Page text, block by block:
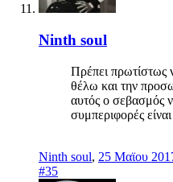
Ninth soul
Πρέπει πρωτίστως
θέλω και την
αυτός ο σεβασμός
συμπεριφορές
Ninth soul, 25 Μαϊου
#35